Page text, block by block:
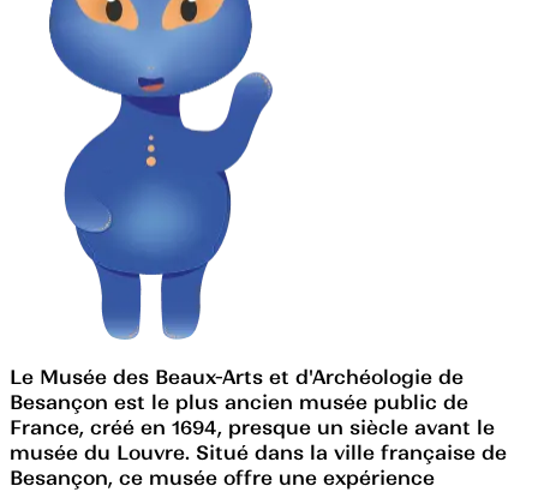
Le Musée des Beaux-Arts et d'Archéologie de
Besançon est le plus ancien musée public de
France, créé en 1694, presque un siècle avant le
musée du Louvre. Situé dans la ville française de
Besançon, ce musée offre une expérience